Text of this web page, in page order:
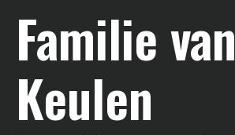
Familie van
Keulen